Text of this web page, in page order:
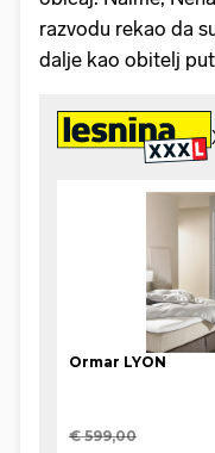
razvodu rekao da
dalje kao obitelj